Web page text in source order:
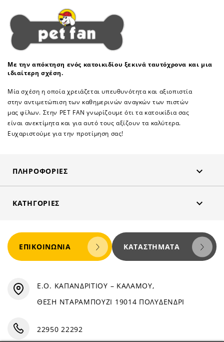
Με την απόκτηση ενός κατοικιδίου ξεκινά ταυτόχρονα και μια
ιδιαίτερη σχέση.
Μία σχέση η οποία χρειάζεται υπευθυνότητα και αξιοπιστία
στην αντιμετώπιση των καθημερινών αναγκών των πιστών
μας φίλων. Στην PET FAN γνωρίζουμε ότι τα κατοικίδια σας
είναι ανεκτίμητα και για αυτό τους αξίζουν τα καλύτερα.
Ευχαριστούμε για την προτίμηση σας!
ΠΛΗΡΟΦΟΡΊΕΣ 
ΚΑΤΗΓΟΡΊΕΣ 
ΕΠΙΚΟΙΝΩΝΊΑ ΚΑΤΑΣΤΉΜΑΤΑ
Ε.Ο. ΚΑΠΑΝΔΡΙΤΙΟΥ – ΚΑΛΑΜΟΥ,
ΘΕΣΗ ΝΤΑΡΑΜΠΟΥΖΙ 19014 ΠΟΛΥΔΕΝΔΡΙ
22950 22292